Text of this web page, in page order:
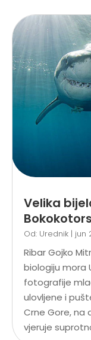
Velika
Od: Urednik | jun
Ribar Gojko
biologiju mora
fotografije
ulovljene i
Crne Gore, na
vjeruje